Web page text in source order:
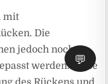
💬
mit
Die
jedoch noch an
werden. Diese